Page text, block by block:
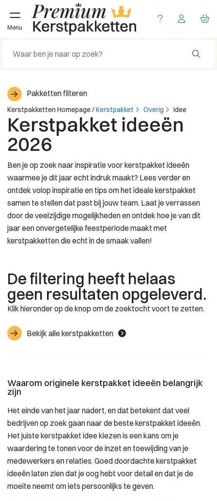
Menu
Pakketten filteren
Kerstpakketten Homepage/Kerstpakket Overig Idee
Kerstpakket ideeën
2026
Ben je op zoek naar inspiratie voor kerstpakket ideeën
waarmee je dit jaar echt indruk maakt? Lees verder en
ontdek volop inspiratie en tips om het ideale kerstpakket
samen te stellen dat past bij jouw team. Laat je verrassen
door de veelzijdige mogelijkheden en ontdek hoe je van dit
jaar een onvergetelijke feestperiode maakt met
kerstpakketten die echt in de smaak vallen!
De filtering heeft helaas
geen resultaten opgeleverd.
Klik hieronder op de knop om de zoektocht voort te zetten.
Bekijk alle kerstpakketten
Waarom originele kerstpakket ideeën belangrijk
zijn
Het einde van het jaar nadert, en dat betekent dat veel
bedrijven op zoek gaan naar de beste kerstpakket ideeën.
Het juiste kerstpakket idee kiezen is een kans om je
waardering te tonen voor de inzet en toewijding van je
medewerkers en relaties. Goed doordachte kerstpakket
ideeën laten zien dat je oog hebt voor detail en dat je de
moeite neemt om iets persoonlijks te geven.